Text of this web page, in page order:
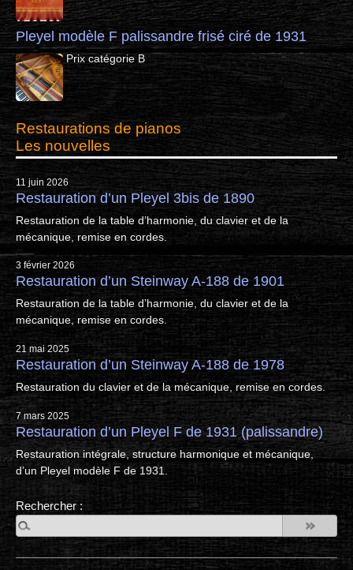
Pleyel modèle F palissandre frisé ciré de 1931
Prix catégorie B
Restaurations de pianos
Les nouvelles
11 juin 2026
Restauration d’un Pleyel 3bis de 1890
Restauration de la table d’harmonie, du clavier et de la
mécanique, remise en cordes.
3 février 2026
Restauration d’un Steinway A-188 de 1901
Restauration de la table d’harmonie, du clavier et de la
mécanique, remise en cordes.
21 mai 2025
Restauration d’un Steinway A-188 de 1978
Restauration du clavier et de la mécanique, remise en cordes.
7 mars 2025
Restauration d’un Pleyel F de 1931 (palissandre)
Restauration intégrale, structure harmonique et mécanique,
d’un Pleyel modèle F de 1931.
Rechercher :